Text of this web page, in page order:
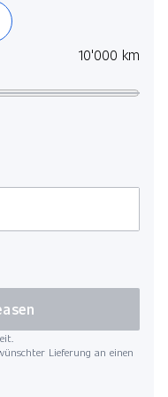
10'000 km
Lieferung an einen